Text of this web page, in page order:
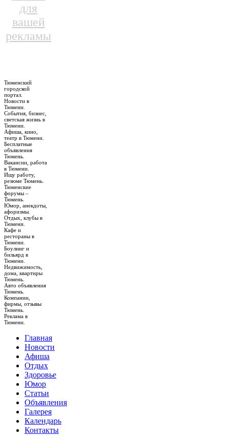
для
вашей
рекламы
Тюменский
городской
портал.
Новости в
Тюмени.
События, бизнес,
светская жизнь в
Тюмени.
Афиша, кино,
театр в Тюмени.
Бесплатные
объявления
Тюмень.
Вакансии, работа
в Тюмени.
Ищу работу,
резюме Тюмень.
Тюменские
форумы –
Тюмень.
Юмор, анекдоты,
афоризмы.
Отдых, клубы в
Тюмени.
Кафе и
рестораны в
Тюмени.
Боулинг и
бильярд в
Тюмени.
Недвижимость,
дома, квартиры
Тюмень.
Авто объявления
Тюмень.
Компании,
фирмы, отзывы
Тюмень.
Реклама в
Тюмени.
Главная
Новости
Афиша
Отдых
Здоровье
Юмор
Статьи
Объявления
Галерея
Календарь
Контакты